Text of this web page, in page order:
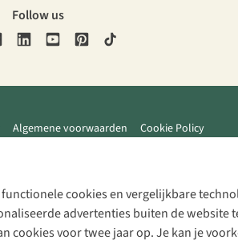
cookies en vergelijkbare
advertenties buiten de website
voor twee jaar op. Je kan je
Follow us
Algemene voorwaarden Cookie Policy